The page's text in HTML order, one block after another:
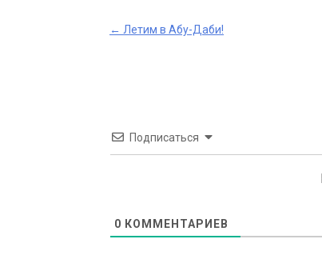
Post
← Летим в Абу-Даби!
Подписаться
0 КОММЕНТАРИЕВ